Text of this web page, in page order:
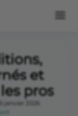
et
pros
janvier 2026